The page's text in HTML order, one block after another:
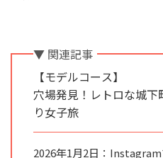
▼ 関連記事
【モデルコース】
穴場発見！レトロな城
り女子旅
2026年1月2日：